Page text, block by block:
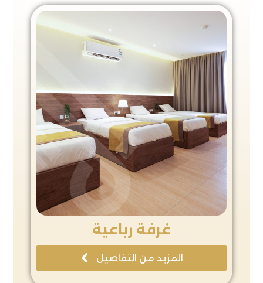
غرفة رباعية
المزيد من التفاصيل